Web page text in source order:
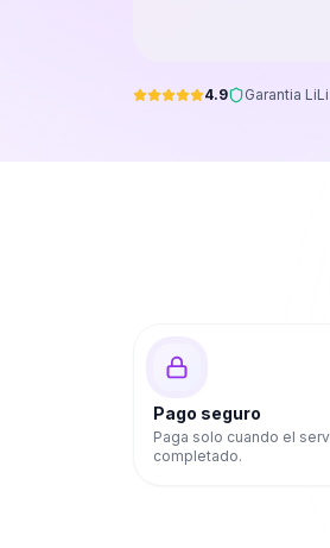
4.9 Garantia
Pago seguro
Paga solo cuando el
completado.